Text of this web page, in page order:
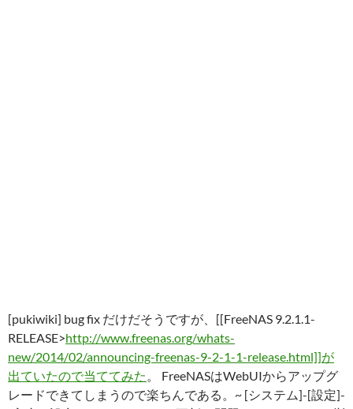
[pukiwiki] bug fix だけだそうですが、[[FreeNAS 9.2.1.1-
RELEASE>http://www.freenas.org/whats-
new/2014/02/announcing-freenas-9-2-1-1-release.html]]が
出ていたので当ててみた 。 FreeNASはWebUIからアップグ
レードできてしまうので楽ちんである。~ [システム]-[設定]-